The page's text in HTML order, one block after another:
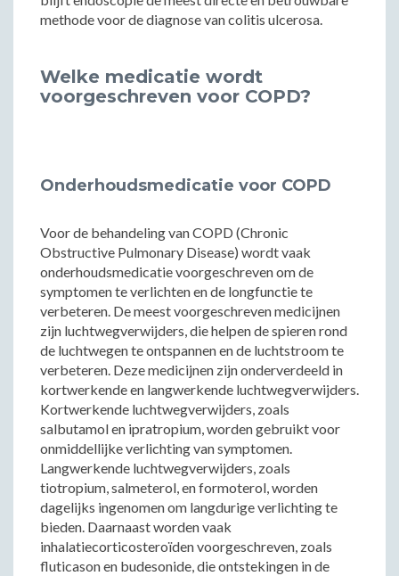
methode voor de diagnose van colitis ulcerosa.
Welke medicatie wordt
voorgeschreven voor COPD?
Onderhoudsmedicatie voor COPD
Voor de behandeling van COPD (Chronic
Obstructive Pulmonary Disease) wordt vaak
onderhoudsmedicatie voorgeschreven om de
symptomen te verlichten en de longfunctie te
verbeteren. De meest voorgeschreven medicijnen
zijn luchtwegverwijders, die helpen de spieren rond
de luchtwegen te ontspannen en de luchtstroom te
verbeteren. Deze medicijnen zijn onderverdeeld in
kortwerkende en langwerkende luchtwegverwijders.
Kortwerkende luchtwegverwijders, zoals
salbutamol en ipratropium, worden gebruikt voor
onmiddellijke verlichting van symptomen.
Langwerkende luchtwegverwijders, zoals
tiotropium, salmeterol, en formoterol, worden
dagelijks ingenomen om langdurige verlichting te
bieden. Daarnaast worden vaak
inhalatiecorticosteroïden voorgeschreven, zoals
fluticason en budesonide, die ontstekingen in de